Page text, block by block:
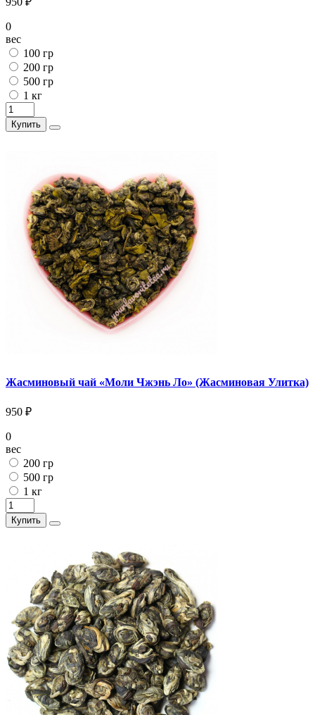
0
вес
100 гр
200 гр
500 гр
1 кг
Купить
Жасминовый чай «Моли Чжэнь Ло» (Жасминовая Улитка)
950 ₽
0
вес
200 гр
500 гр
1 кг
Купить